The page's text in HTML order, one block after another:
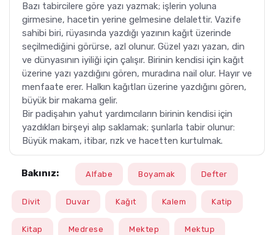
Bazı tabircilere göre yazı yazmak; işlerin yoluna
girmesine, hacetin yerine gelmesine delalettir. Vazife
sahibi biri, rüyasında yazdığı yazının kağıt üzerinde
seçilmediğini görürse, azl olunur. Güzel yazı yazan, din
ve dünyasının iyiliği için çalışır. Birinin kendisi için kağıt
üzerine yazı yazdığını gören, muradına nail olur. Hayır ve
menfaate erer. Halkın kağıtları üzerine yazdığını gören,
büyük bir makama gelir.
Bir padişahın yahut yardımcıların birinin kendisi için
yazdıkları birşeyi alıp saklamak; şunlarla tabir olunur:
Büyük makam, itibar, rızk ve hacetten kurtulmak.
Bakınız: Alfabe Boyamak Defter
Divit Duvar Kağıt Kalem Katip
Kitap Medrese Mektep Mektup